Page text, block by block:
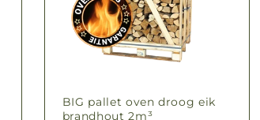
BIG pallet oven droog eik
brandhout 2m³